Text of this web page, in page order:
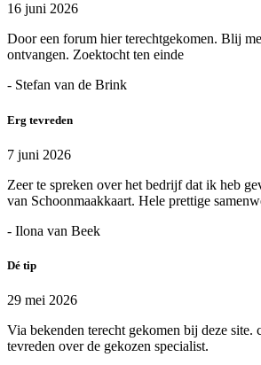
16 juni 2026
Door een forum hier terechtgekomen. Blij
ontvangen. Zoektocht ten einde
- Stefan van de Brink
Erg tevreden
7 juni 2026
Zeer te spreken over het bedrijf dat ik heb
van Schoonmaakkaart. Hele prettige
- Ilona van Beek
Dé tip
29 mei 2026
Via bekenden terecht gekomen bij deze site.
tevreden over de gekozen specialist.